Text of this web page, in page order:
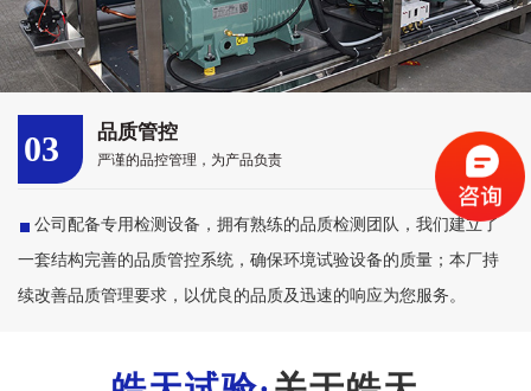
03 品质管控
严谨的品控管理，为产品负责
公司配备专用检测设备，拥有熟练的品质检测团队，我们建立了
一套结构完善的品质管控系统，确保环境试验设备的质量；本厂持
续改善品质管理要求，以优良的品质及迅速的响应为您服务。